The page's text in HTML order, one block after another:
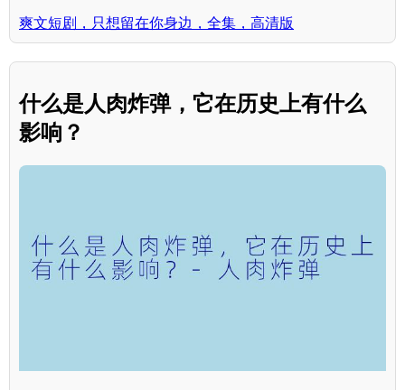
爽文短剧，只想留在你身边，全集，高清版
什么是人肉炸弹，它在历史上有什么
影响？